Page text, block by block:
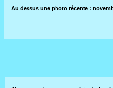
Au dessus une photo récente :